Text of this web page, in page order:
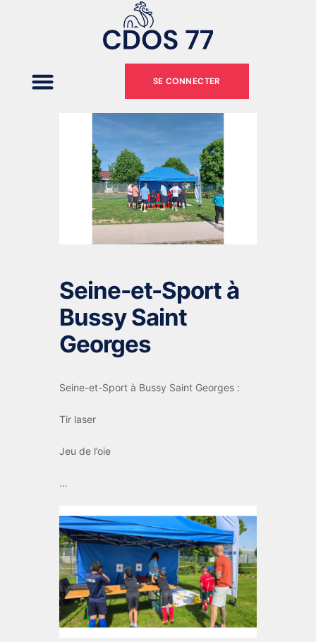
SE CONNECTER
Seine-et-Sport à
Bussy Saint
Georges
Seine-et-Sport à Bussy Saint Georges :
Tir laser
Jeu de l’oie
…